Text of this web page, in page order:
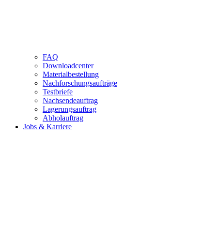
FAQ
Downloadcenter
Materialbestellung
Nachforschungsaufträge
Testbriefe
Nachsendeauftrag
Lagerungsauftrag
Abholauftrag
Jobs & Karriere